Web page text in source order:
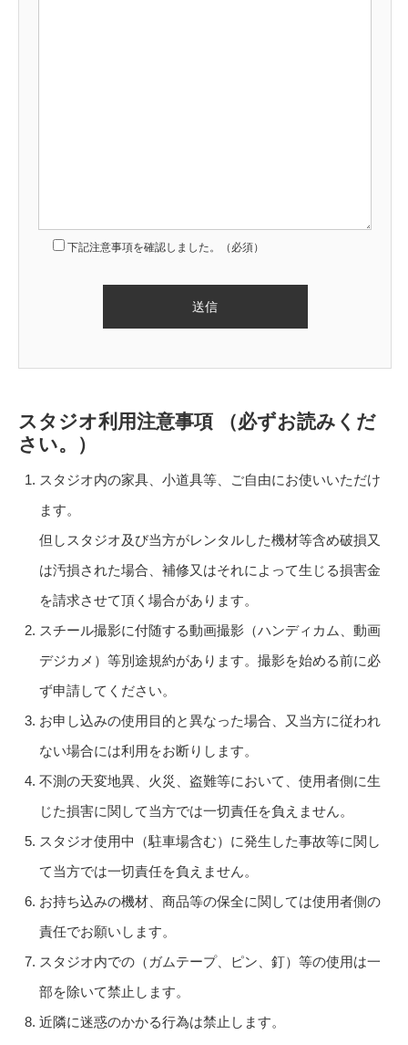
下記注意事項を確認しました。（必須）
スタジオ利用注意事項 （必ずお読みくだ
さい。）
スタジオ内の家具、小道具等、ご自由にお使いいただけ
ます。
但しスタジオ及び当方がレンタルした機材等含め破損又
は汚損された場合、補修又はそれによって生じる損害金
を請求させて頂く場合があります。
スチール撮影に付随する動画撮影（ハンディカム、動画
デジカメ）等別途規約があります。撮影を始める前に必
ず申請してください。
お申し込みの使用目的と異なった場合、又当方に従われ
ない場合には利用をお断りします。
不測の天変地異、火災、盗難等において、使用者側に生
じた損害に関して当方では一切責任を負えません。
スタジオ使用中（駐車場含む）に発生した事故等に関し
て当方では一切責任を負えません。
お持ち込みの機材、商品等の保全に関しては使用者側の
責任でお願いします。
スタジオ内での（ガムテープ、ピン、釘）等の使用は一
部を除いて禁止します。
近隣に迷惑のかかる行為は禁止します。